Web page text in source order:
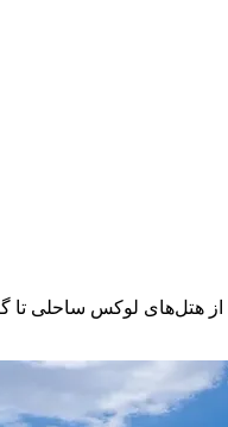
هتل‌های لوکس ساحلی تا